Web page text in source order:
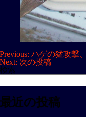
投
稿
ゲ
Previous: ハゲの猛攻撃
Next: 次の投稿
検索
最近の投稿